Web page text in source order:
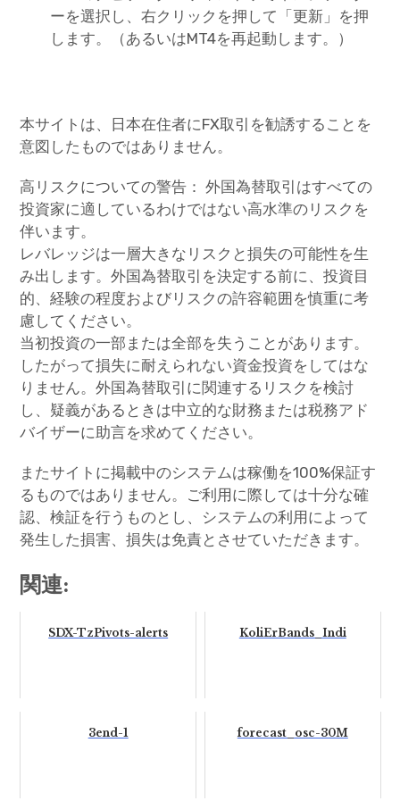
ーを選択し、右クリックを押して「更新」を押
します。（あるいはMT4を再起動します。）
本サイトは、日本在住者にFX取引を勧誘することを
意図したものではありません。
高リスクについての警告： 外国為替取引はすべての
投資家に適しているわけではない高水準のリスクを
伴います。
レバレッジは一層大きなリスクと損失の可能性を生
み出します。外国為替取引を決定する前に、投資目
的、経験の程度およびリスクの許容範囲を慎重に考
慮してください。
当初投資の一部または全部を失うことがあります。
したがって損失に耐えられない資金投資をしてはな
りません。外国為替取引に関連するリスクを検討
し、疑義があるときは中立的な財務または税務アド
バイザーに助言を求めてください。
またサイトに掲載中のシステムは稼働を100%保証す
るものではありません。ご利用に際しては十分な確
認、検証を行うものとし、システムの利用によって
発生した損害、損失は免責とさせていただきます。
関連:
SDX-TzPivots-alerts KoliErBands_Indi
3end-1 forecast_osc-30M